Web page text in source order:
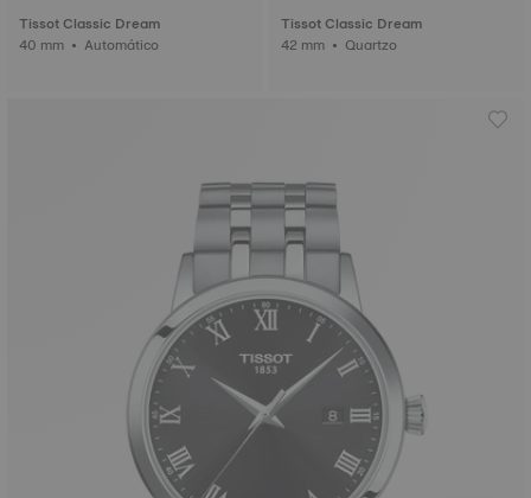
Tissot Classic Dream
40 mm • Automático
Tissot Classic Dream
42 mm • Quartzo